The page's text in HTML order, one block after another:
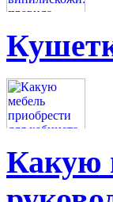
Какую